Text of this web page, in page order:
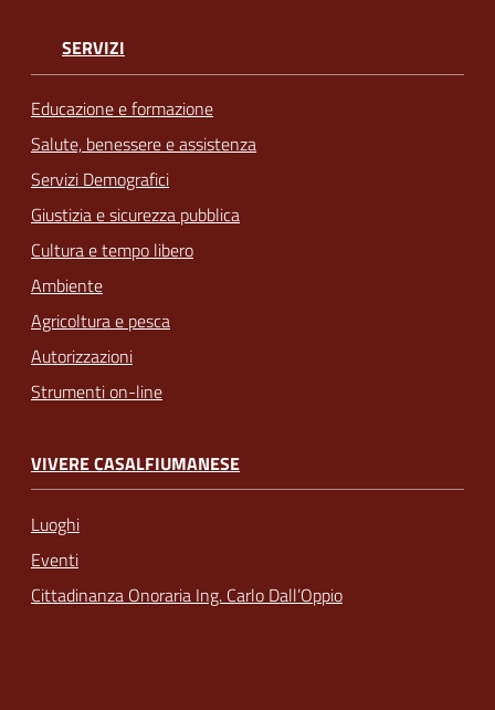
SERVIZI
Educazione e formazione
Salute, benessere e assistenza
Servizi Demografici
Giustizia e sicurezza pubblica
Cultura e tempo libero
Ambiente
Agricoltura e pesca
Autorizzazioni
Strumenti on-line
VIVERE CASALFIUMANESE
Luoghi
Eventi
Cittadinanza Onoraria Ing. Carlo Dall’Oppio